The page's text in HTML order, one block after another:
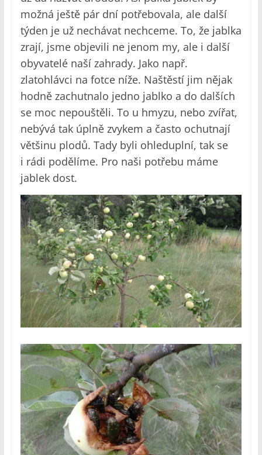
možná ještě pár dní potřebovala, ale další
týden je už nechávat nechceme. To, že jablka
zrají, jsme objevili ne jenom my, ale i další
obyvatelé naší zahrady. Jako např.
zlatohlávci na fotce níže. Naštěstí jim nějak
hodně zachutnalo jedno jablko a do dalších
se moc nepouštěli. To u hmyzu, nebo zvířat,
nebývá tak úplně zvykem a často ochutnají
většinu plodů. Tady byli ohleduplní, tak se
i rádi podělíme. Pro naši potřebu máme
jablek dost.